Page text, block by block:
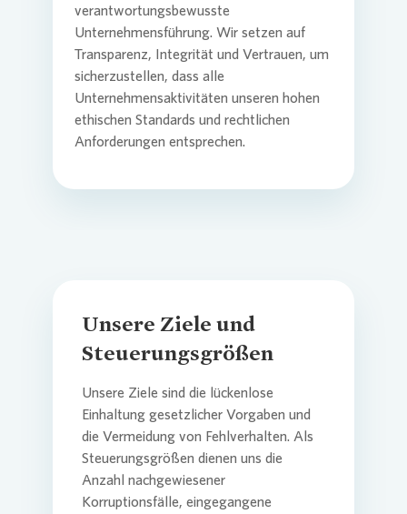
Login
verantwortungsbewusste
Unternehmensführung. Wir setzen auf
Transparenz, Integrität und Vertrauen, um
sicherzustellen, dass alle
Unternehmensaktivitäten unseren hohen
ethischen Standards und rechtlichen
Anforderungen entsprechen.
Unsere Ziele und
Steuerungsgrößen
Unsere Ziele sind die lückenlose
Einhaltung gesetzlicher Vorgaben und
die Vermeidung von Fehlverhalten. Als
Steuerungsgrößen dienen uns die
Anzahl nachgewiesener
Korruptionsfälle, eingegangene